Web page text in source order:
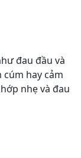
đau đầu và
hay cảm
nhẹ và đau